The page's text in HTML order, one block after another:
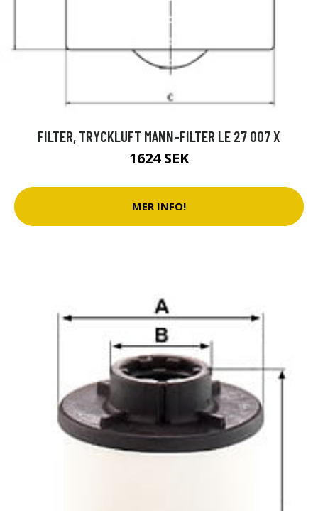
FILTER, TRYCKLUFT MANN-FILTER LE 27 007 X
1624 SEK
MER INFO!